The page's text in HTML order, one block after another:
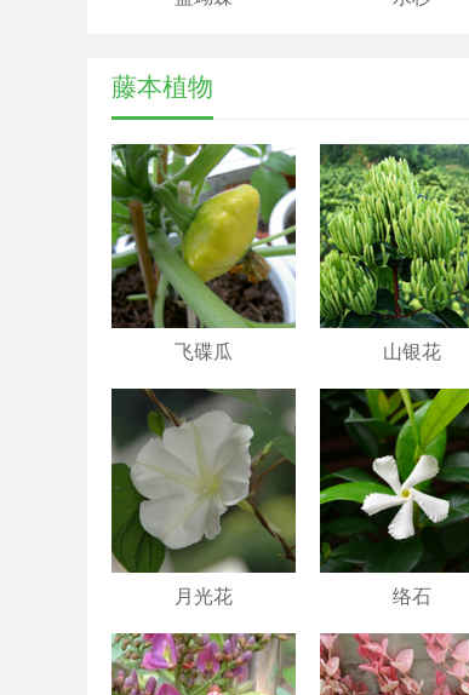
藤本植物
飞碟瓜 山银花
月光花 络石